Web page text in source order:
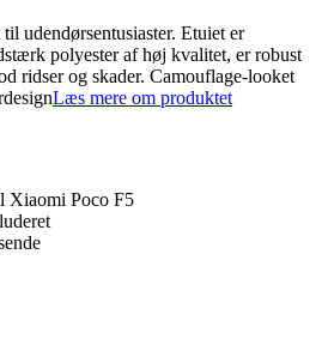
udendørsentusiaster. Etuiet er
polyester af høj kvalitet, er robust
ridser og skader. Camouflage-looket
Læs mere om produktet
Xiaomi Poco F5